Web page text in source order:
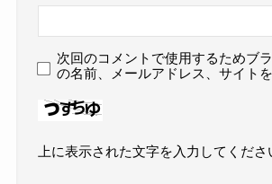
次回のコメントで使用するためブ
の名前、メールアドレス、サイトを
上に表示された文字を入力してくださ